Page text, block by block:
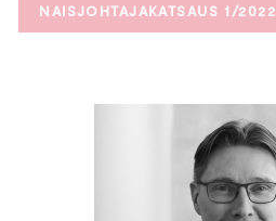
NAISJOHTAJAKATSAUS 1/2022